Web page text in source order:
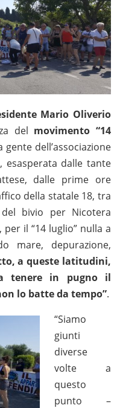
Mario Oliverio
del movimento “14
dell’associazione
esasperata dalle tante
dalle prime ore
della statale 18, tra
del bivio per Nicotera
il “14 luglio” nulla a
mare, depurazione,
a queste latitudini,
tenere in pugno il
lo batte da tempo”.
“Siamo
giunti
diverse
volte a
questo
punto –